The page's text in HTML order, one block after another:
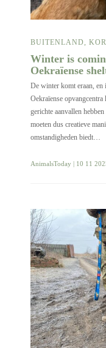
BUITENLAND,
Winter is
Oekraïense
De winter komt eraan,
Oekraïense
gerichte aanvallen
moeten dus creatieve
omstandigheden biedt…
AnimalsToday | 10 11